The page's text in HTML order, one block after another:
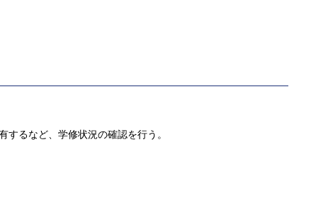
するなど、学修状況の確認を行う。